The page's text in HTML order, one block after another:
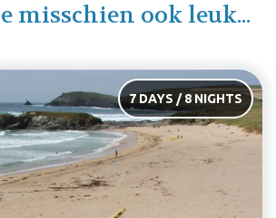
misschien ook leuk...
7 DAYS / 8 NIGHTS